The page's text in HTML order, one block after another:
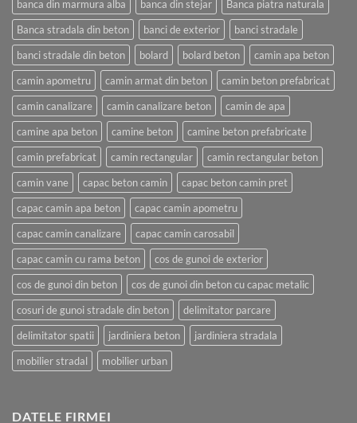
banca din marmura alba
banca din stejar
Banca piatra naturala
Banca stradala din beton
banci de exterior
banci stradale
banci stradale din beton
bolard bolard beton
camin apa beton
camin apometru
camin armat din beton
camin beton prefabricat
camin canalizare
camin canalizare beton
camin de apa
camine apa beton
camine beton
camine beton prefabricate
camin prefabricat
camin rectangular
camin rectangular beton
camin vane
capac beton camin
capac beton camin pret
capac camin apa beton
capac camin apometru
capac camin canalizare
capac camin carosabil
capac camin cu rama beton
cos de gunoi de exterior
cos de gunoi din beton
cos de gunoi din beton cu capac metalic
cosuri de gunoi stradale din beton
delimitator parcare
delimitator spatii
jardiniera beton
jardiniera stradala
mobilier stradal
mobilier urban
DATELE FIRMEI